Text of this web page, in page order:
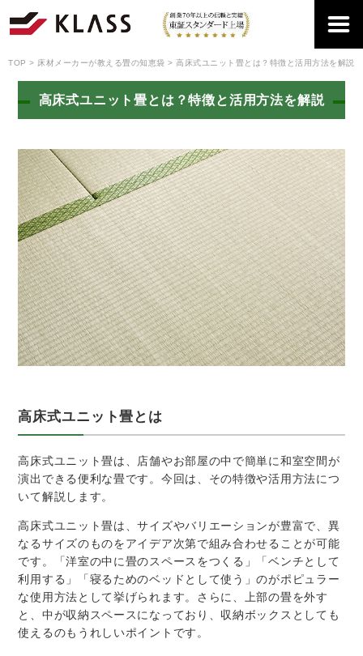
TOP 床材メーカーが教える畳の知恵袋 高床式ユニット畳とは？特徴と活用方法を解説
高床式ユニット畳とは？特徴と活用方法を解説
高床式ユニット畳とは
高床式ユニット畳は、店舗やお部屋の中で簡単に和室空間が
演出できる便利な畳です。今回は、その特徴や活用方法につ
いて解説します。
高床式ユニット畳は、サイズやバリエーションが豊富で、異
なるサイズのものをアイデア次第で組み合わせることが可能
です。「洋室の中に畳のスペースをつくる」「ベンチとして
利用する」「寝るためのベッドとして使う」のがポピュラー
な使用方法として挙げられます。さらに、上部の畳を外す
と、中が収納スペースになっており、収納ボックスとしても
使えるのもうれしいポイントです。